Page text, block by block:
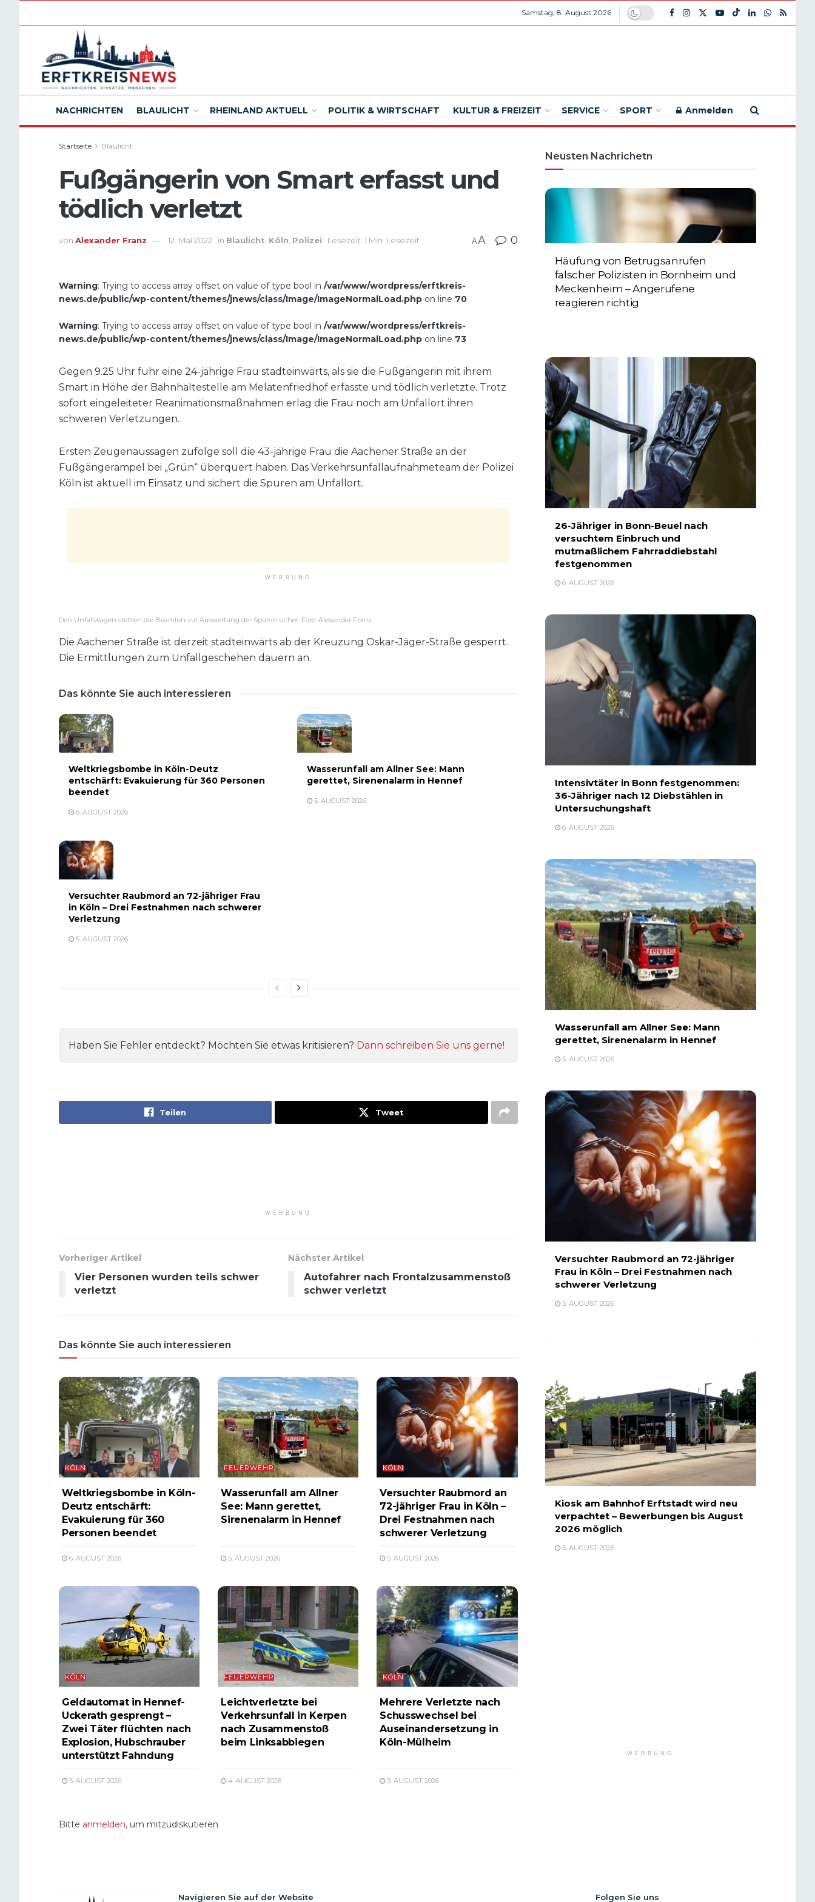
Samstag, 8. August 2026
NACHRICHTEN BLAULICHT RHEINLAND AKTUELL POLITIK & WIRTSCHAFT KULTUR & FREIZEIT SERVICE SPORT Anmelden
Startseite Blaulicht
Fußgängerin von Smart erfasst und
tödlich verletzt
von Alexander Franz 12. Mai 2022 in Blaulicht, Köln, Polizei Lesezeit: 1 Min. Lesezeit AA 0
Warning: Trying to access array offset on value of type bool in /var/www/wordpress/erftkreis-
news.de/public/wp-content/themes/jnews/class/Image/ImageNormalLoad.php on line 70
Warning: Trying to access array offset on value of type bool in /var/www/wordpress/erftkreis-
news.de/public/wp-content/themes/jnews/class/Image/ImageNormalLoad.php on line 73
Gegen 9.25 Uhr fuhr eine 24-jährige Frau stadteinwärts, als sie die Fußgängerin mit ihrem
Smart in Höhe der Bahnhaltestelle am Melatenfriedhof erfasste und tödlich verletzte. Trotz
sofort eingeleiteter Reanimationsmaßnahmen erlag die Frau noch am Unfallort ihren
schweren Verletzungen.
Ersten Zeugenaussagen zufolge soll die 43-jährige Frau die Aachener Straße an der
Fußgängerampel bei „Grün“ überquert haben. Das Verkehrsunfallaufnahmeteam der Polizei
Köln ist aktuell im Einsatz und sichert die Spuren am Unfallort.
WERBUNG
Den Unfallwagen stellten die Beamten zur Auswertung der Spuren sicher. Foto: Alexander Franz
Die Aachener Straße ist derzeit stadteinwärts ab der Kreuzung Oskar-Jäger-Straße gesperrt.
Die Ermittlungen zum Unfallgeschehen dauern an.
Das könnte Sie auch interessieren
Weltkriegsbombe in Köln-Deutz
entschärft: Evakuierung für 360 Personen
beendet
6. AUGUST 2026
Wasserunfall am Allner See: Mann
gerettet, Sirenenalarm in Hennef
5. AUGUST 2026
Versuchter Raubmord an 72-jähriger Frau
in Köln – Drei Festnahmen nach schwerer
Verletzung
5. AUGUST 2026
Haben Sie Fehler entdeckt? Möchten Sie etwas kritisieren? Dann schreiben Sie uns gerne!
Teilen Tweet
WERBUNG
Vorheriger Artikel
Vier Personen wurden teils schwer
verletzt
Nächster Artikel
Autofahrer nach Frontalzusammenstoß
schwer verletzt
Das könnte Sie auch interessieren
KÖLN
Weltkriegsbombe in Köln-
Deutz entschärft:
Evakuierung für 360
Personen beendet
6. AUGUST 2026
FEUERWEHR
Wasserunfall am Allner
See: Mann gerettet,
Sirenenalarm in Hennef
5. AUGUST 2026
KÖLN
Versuchter Raubmord an
72-jähriger Frau in Köln –
Drei Festnahmen nach
schwerer Verletzung
5. AUGUST 2026
KÖLN
Geldautomat in Hennef-
Uckerath gesprengt –
Zwei Täter flüchten nach
Explosion, Hubschrauber
unterstützt Fahndung
5. AUGUST 2026
FEUERWEHR
Leichtverletzte bei
Verkehrsunfall in Kerpen
nach Zusammenstoß
beim Linksabbiegen
4. AUGUST 2026
KÖLN
Mehrere Verletzte nach
Schusswechsel bei
Auseinandersetzung in
Köln-Mülheim
3. AUGUST 2026
Bitte anmelden, um mitzudiskutieren
Neusten Nachrichetn
Häufung von Betrugsanrufen
falscher Polizisten in Bornheim und
Meckenheim – Angerufene
reagieren richtig
26-Jähriger in Bonn-Beuel nach
versuchtem Einbruch und
mutmaßlichem Fahrraddiebstahl
festgenommen
6. AUGUST 2026
Intensivtäter in Bonn festgenommen:
36-Jähriger nach 12 Diebstählen in
Untersuchungshaft
6. AUGUST 2026
Wasserunfall am Allner See: Mann
gerettet, Sirenenalarm in Hennef
5. AUGUST 2026
Versuchter Raubmord an 72-jähriger
Frau in Köln – Drei Festnahmen nach
schwerer Verletzung
5. AUGUST 2026
Kiosk am Bahnhof Erftstadt wird neu
verpachtet – Bewerbungen bis August
2026 möglich
5. AUGUST 2026
WERBUNG
Navigieren Sie auf der Website Folgen Sie uns